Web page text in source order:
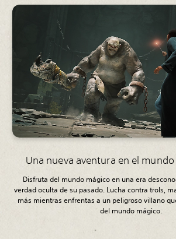
Una nueva aventura en el
Disfruta del mundo mágico en una era
verdad oculta de su pasado. Lucha contra trols,
más mientras enfrentas a un peligroso villano
del mundo mágico.